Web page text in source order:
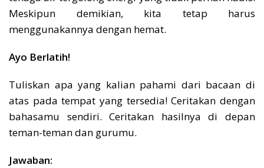
Meskipun demikian, kita tetap harus
menggunakannya dengan hemat.
Ayo Berlatih!
Tuliskan apa yang kalian pahami dari bacaan di
atas pada tempat yang tersedia! Ceritakan dengan
bahasamu sendiri. Ceritakan hasilnya di depan
teman-teman dan gurumu.
Jawaban: